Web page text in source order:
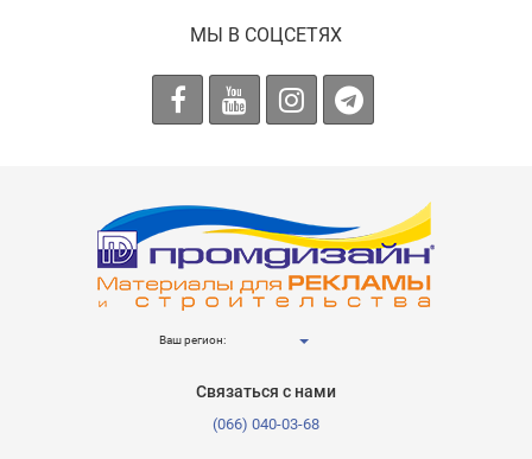
МЫ В СОЦСЕТЯХ
Ваш регион:
Связаться с нами
(066) 040-03-68